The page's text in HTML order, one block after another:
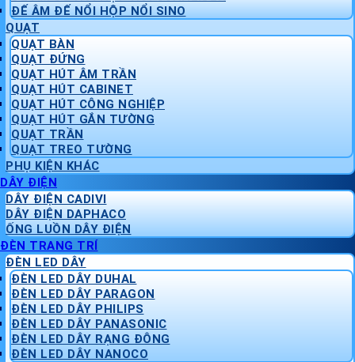
ĐẾ ÂM ĐẾ NỔI HỘP NỔI SINO
QUẠT
QUẠT BÀN
QUẠT ĐỨNG
QUẠT HÚT ÂM TRẦN
QUẠT HÚT CABINET
QUẠT HÚT CÔNG NGHIỆP
QUẠT HÚT GẮN TƯỜNG
QUẠT TRẦN
QUẠT TREO TƯỜNG
PHỤ KIỆN KHÁC
DÂY ĐIỆN
DÂY ĐIỆN CADIVI
DÂY ĐIỆN DAPHACO
ỐNG LUỒN DÂY ĐIỆN
ĐÈN TRANG TRÍ
ĐÈN LED DÂY
ĐÈN LED DÂY DUHAL
ĐÈN LED DÂY PARAGON
ĐÈN LED DÂY PHILIPS
ĐÈN LED DÂY PANASONIC
ĐÈN LED DÂY RẠNG ĐÔNG
ĐÈN LED DÂY NANOCO